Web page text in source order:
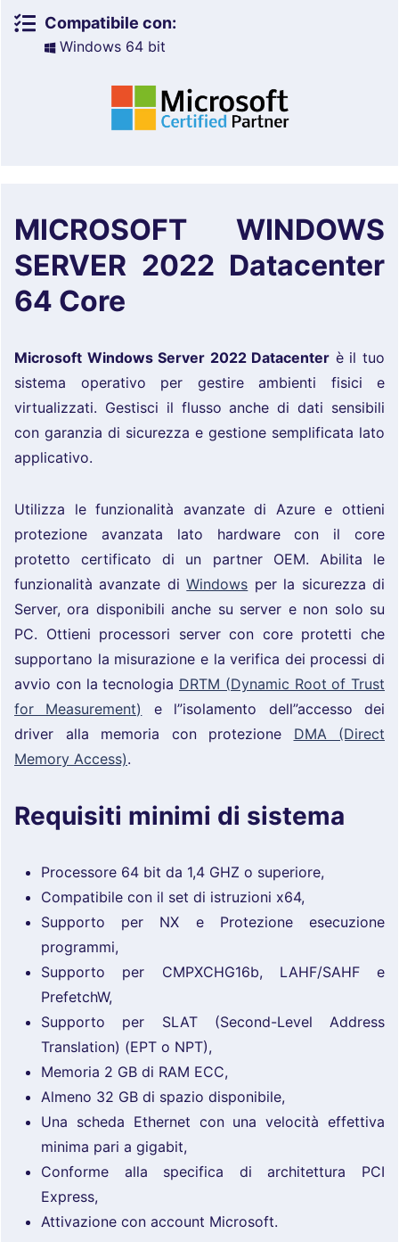
Compatibile con:
Windows 64 bit
MICROSOFT WINDOWS
SERVER 2022 Datacenter
64 Core
Microsoft Windows Server 2022 Datacenter è il tuo
sistema operativo per gestire ambienti fisici e
virtualizzati. Gestisci il flusso anche di dati sensibili
con garanzia di sicurezza e gestione semplificata lato
applicativo.
Utilizza le funzionalità avanzate di Azure e ottieni
protezione avanzata lato hardware con il core
protetto certificato di un partner OEM. Abilita le
funzionalità avanzate diWindows per la sicurezza di
Server, ora disponibili anche su server e non solo su
PC. Ottieni processori server con core protetti che
supportano la misurazione e la verifica dei processi di
avvio con la tecnologia DRTM (Dynamic Root of Trust
for Measurement)
e l”isolamento dell”accesso dei
driver alla memoria con protezione DMA (Direct
Memory Access).
Requisiti minimi di sistema
Processore 64 bit da 1,4 GHZ o superiore,
Compatibile con il set di istruzioni x64,
Supporto per NX e Protezione esecuzione
programmi,
Supporto per CMPXCHG16b, LAHF/SAHF e
PrefetchW,
Supporto per SLAT (Second-Level Address
Translation) (EPT o NPT),
Memoria 2 GB di RAM ECC,
Almeno 32 GB di spazio disponibile,
Una scheda Ethernet con una velocità effettiva
minima pari a gigabit,
Conforme alla specifica di architettura PCI
Express,
Attivazione con account Microsoft.